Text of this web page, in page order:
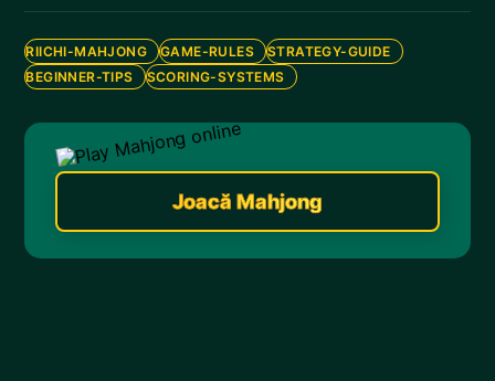
RIICHI-MAHJONG GAME-RULES
STRATEGY-GUIDE
BEGINNER-TIPS
SCORING-SYSTEMS
Joacă Mahjong